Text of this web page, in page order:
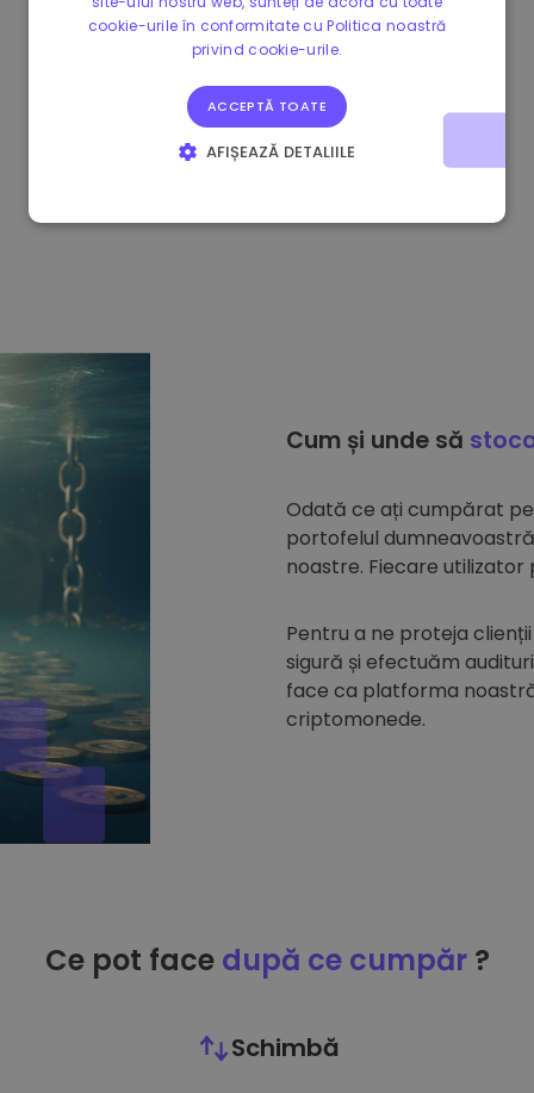
Cum și unde să
Odată ce ați cumpărat pe
portofelul
noastre. Fiecare
Pentru a ne proteja
sigură și efectuăm
face ca platforma
criptomonede.
Ce pot face după ce cumpăr?
Schimbă
cookie-urile în conformitate cu Politica noastră
privind cookie-urile.
ACCEPTĂ TOATE
AFIȘEAZĂ DETALIILE